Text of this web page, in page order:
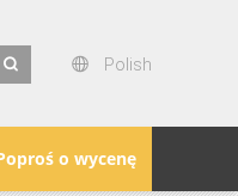
Polish
o wycenę